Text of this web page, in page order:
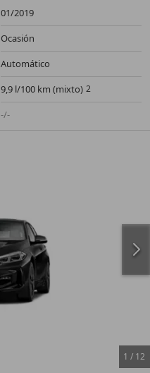
01/2019
Ocasión
Automático
9,9 l/100 km (mixto)
-/-
1 / 12